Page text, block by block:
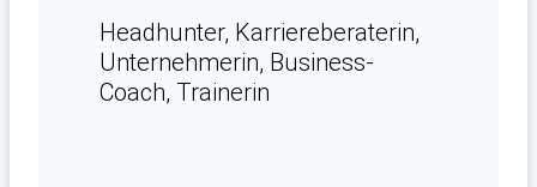
Headhunter, Karriereberaterin,
Unternehmerin, Business-
Coach, Trainerin